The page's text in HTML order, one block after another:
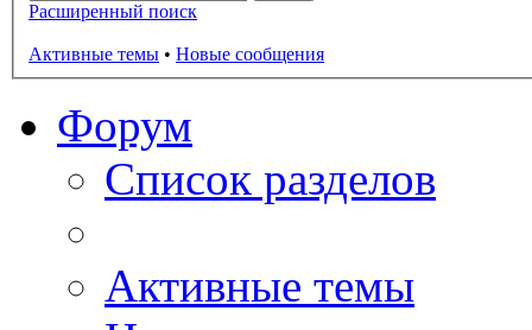
Расширенный поиск
Активные темы • Новые сообщения
Форум
Список разделов
Активные темы